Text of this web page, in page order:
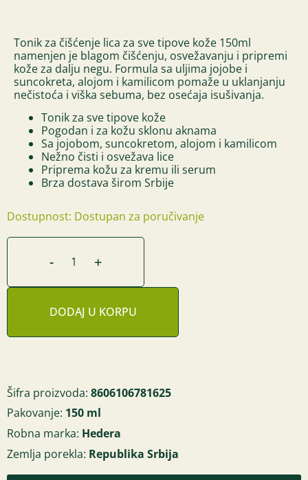
Tonik za čišćenje lica za sve tipove kože 150ml
namenjen je blagom čišćenju, osvežavanju i pripremi
kože za dalju negu. Formula sa uljima jojobe i
suncokreta, alojom i kamilicom pomaže u uklanjanju
nečistoća i viška sebuma, bez osećaja isušivanja.
Tonik za sve tipove kože
Pogodan i za kožu sklonu aknama
Sa jojobom, suncokretom, alojom i kamilicom
Nežno čisti i osvežava lice
Priprema kožu za kremu ili serum
Brza dostava širom Srbije
Dostupnost: Dostupan za poručivanje
- +
DODAJ U KORPU
Šifra proizvoda: 8606106781625
Pakovanje: 150 ml
Robna marka: Hedera
Zemlja porekla: Republika Srbija